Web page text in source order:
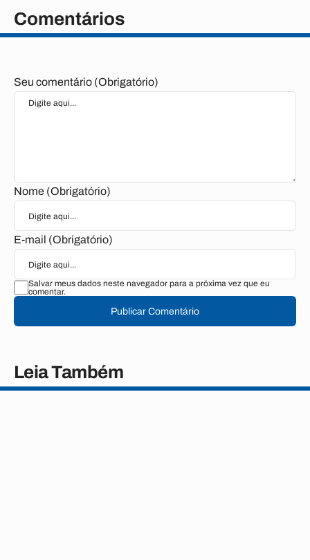
Comentários
Seu comentário (Obrigatório)
Nome (Obrigatório)
E-mail (Obrigatório)
Salvar meus dados neste navegador para a próxima vez que eu
comentar.
Publicar Comentário
Leia Também